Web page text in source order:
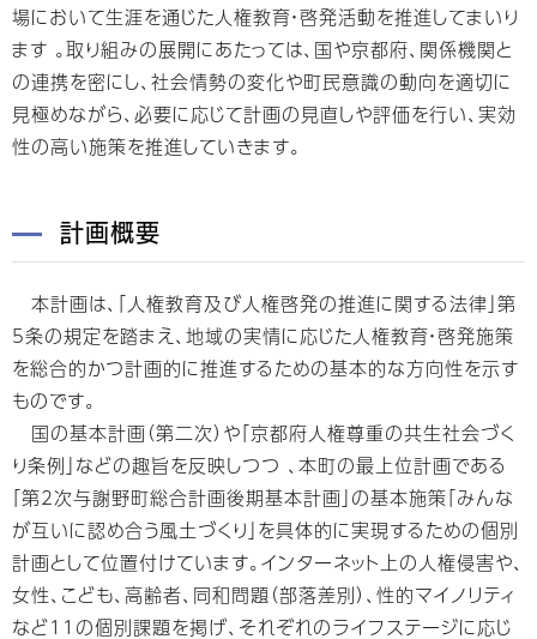
場において生涯を通じた人権教育・啓発活動を推進してまいり
ます 。取り組みの展開にあたっては、国や京都府、関係機関と
の連携を密にし、社会情勢の変化や町民意識の動向を適切に
見極めながら、必要に応じて計画の見直しや評価を行い、実効
性の高い施策を推進していきます。
計画概要
本計画は、「人権教育及び人権啓発の推進に関する法律」第
5条の規定を踏まえ、地域の実情に応じた人権教育・啓発施策
を総合的かつ計画的に推進するための基本的な方向性を示す
ものです。
国の基本計画（第二次）や「京都府人権尊重の共生社会づく
り条例」などの趣旨を反映しつつ 、本町の最上位計画である
「第2次与謝野町総合計画後期基本計画」の基本施策「みんな
が互いに認め合う風土づくり」を具体的に実現するための個別
計画として位置付けています。インターネット上の人権侵害や、
女性、こども、高齢者、同和問題（部落差別）、性的マイノリティ
など11の個別課題を掲げ、それぞれのライフステージに応じ